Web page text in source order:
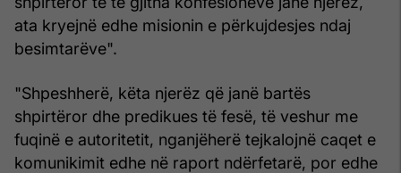
ata kryejnë edhe misionin e përkujdesjes ndaj
besimtarëve".
"Shpeshherë, këta njerëz që janë bartës
shpirtëror dhe predikues të fesë, të veshur me
fuqinë e autoritetit, nganjëherë tejkalojnë caqet e
komunikimit edhe në raport ndërfetarë, por edhe